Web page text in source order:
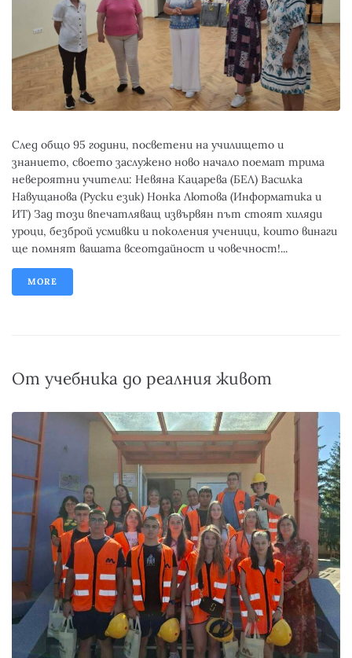
След общо 95 години, посветени на училището и
знанието, своето заслужено ново начало поемат трима
невероятни учители: Невяна Кацарева (БЕЛ) Василка
Навущанова (Руски език) Нонка Лютова (Информатика и
ИТ) Зад този впечатляващ извървян път стоят хиляди
уроци, безброй усмивки и поколения ученици, които винаги
ще помнят вашата всеотдайност и човечност!...
MORE
От учебника до реалния живот